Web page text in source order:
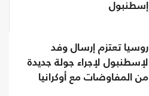
إسطنبول
روسيا تعتزم إرسال وفد
لإسطنبول لإجراء جولة جديدة
من المفاوضات مع أوكرانيا